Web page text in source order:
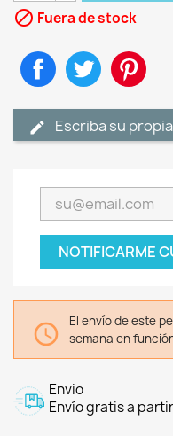
 Fuera de stock
CompartirTuitear
Escriba su
NOTIFICARME

El envío de este
semana en
Envio
Envío gratis a